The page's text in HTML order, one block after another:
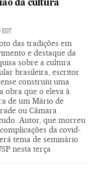
da cultura
EDT
das tradições em
e destaque da
sobre a cultura
brasileira, escritor
construiu uma
obra que o eleva à
de um Mário de
ou Câmara
Autor, que morreu
da covid-
tema de seminário
nesta terça